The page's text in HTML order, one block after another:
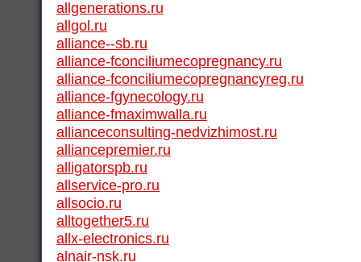
allgenerations.ru
allgol.ru
alliance--sb.ru
alliance-fconciliumecopregnancy.ru
alliance-fconciliumecopregnancyreg.ru
alliance-fgynecology.ru
alliance-fmaximwalla.ru
allianceconsulting-nedvizhimost.ru
alliancepremier.ru
alligatorspb.ru
allservice-pro.ru
allsocio.ru
alltogether5.ru
allx-electronics.ru
alnair-nsk.ru